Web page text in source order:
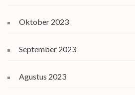
Oktober 2023
September 2023
Agustus 2023